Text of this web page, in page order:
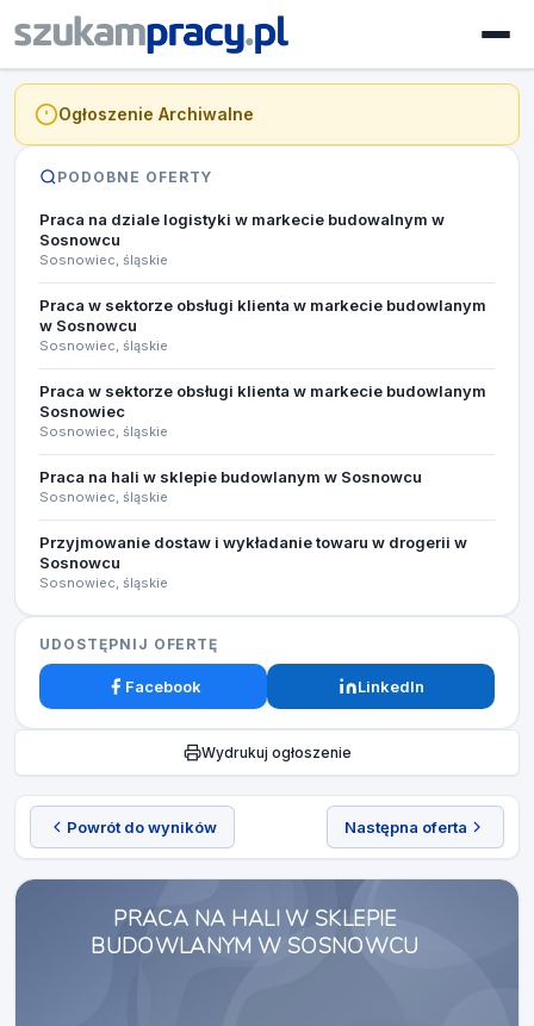
Powrót do wyników Następna oferta
PRACA NA HALI W SKLEPIE
BUDOWLANYM W SOSNOWCU
Ogłoszenie Archiwalne
PODOBNE OFERTY
Praca na dziale logistyki w markecie budowalnym w
Sosnowcu
Sosnowiec, śląskie
Praca w sektorze obsługi klienta w markecie budowlanym
w Sosnowcu
Sosnowiec, śląskie
Praca w sektorze obsługi klienta w markecie budowlanym
Sosnowiec
Sosnowiec, śląskie
Praca na hali w sklepie budowlanym w Sosnowcu
Sosnowiec, śląskie
Przyjmowanie dostaw i wykładanie towaru w drogerii w
Sosnowcu
Sosnowiec, śląskie
UDOSTĘPNIJ OFERTĘ
Facebook LinkedIn
Wydrukuj ogłoszenie